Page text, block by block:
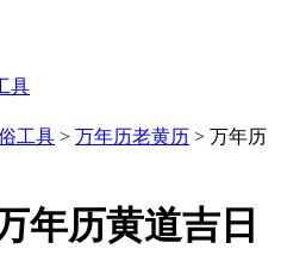
具
工具 > 万年历老黄历 > 万年历
年历黄道吉日